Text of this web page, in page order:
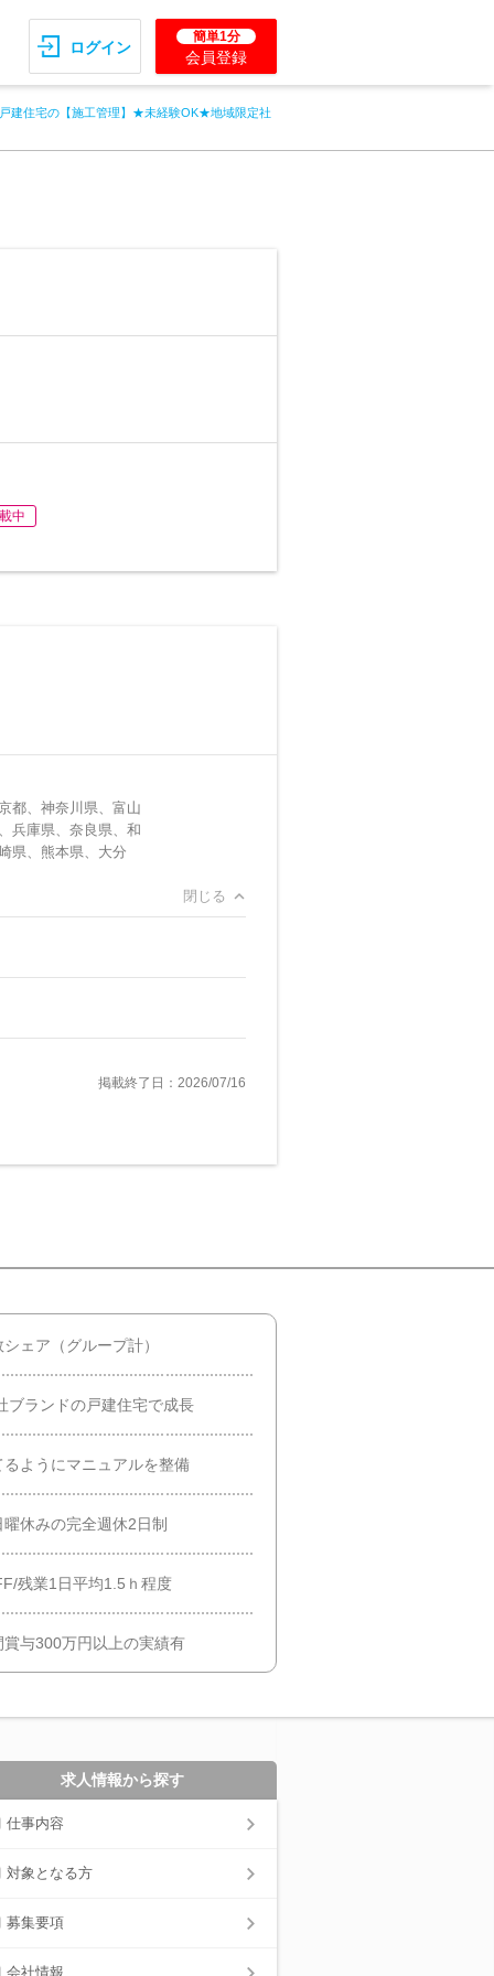
ログイン
簡単1分
会員登録
戸建住宅の【施工管理】★未経験OK★地域限定社
中
都、神奈川県、富山
兵庫県、奈良県、和
県、熊本県、大分
閉じる
掲載終了日：2026/07/16
ェア（グループ計）
ブランドの戸建住宅で成長
ようにマニュアルを整備
休みの完全週休2日制
残業1日平均1.5ｈ程度
与300万円以上の実績有
求人情報から探す
仕事内容
対象となる方
募集要項
会社情報